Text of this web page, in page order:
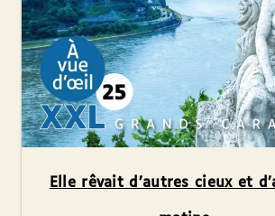
Elle rêvait d’autres cieux et